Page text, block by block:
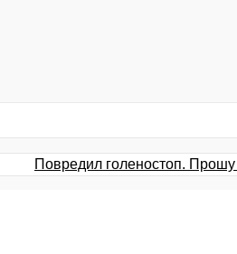
Повредил голеностоп. Прошу